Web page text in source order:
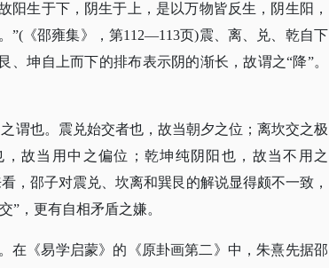
生于下，阴生于上，是以万物皆反生，阴生阳，
”(《邵雍集》，第112—113页)震、离、兑、乾自下
坤自上而下的排布表示阴的渐长，故谓之“降”。
谓也。震兑始交者也，故当朝夕之位；离坎交之极
故当用中之偏位；乾坤纯阴阳也，故当不用之
，邵子对震兑、坎离和巽艮的解说显得颇不一致，
”，更有自相矛盾之嫌。
在《易学启蒙》的《原卦画第二》中，朱熹先据邵